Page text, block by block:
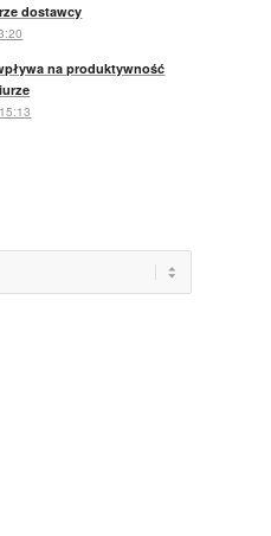
dostawcy
na produktywność